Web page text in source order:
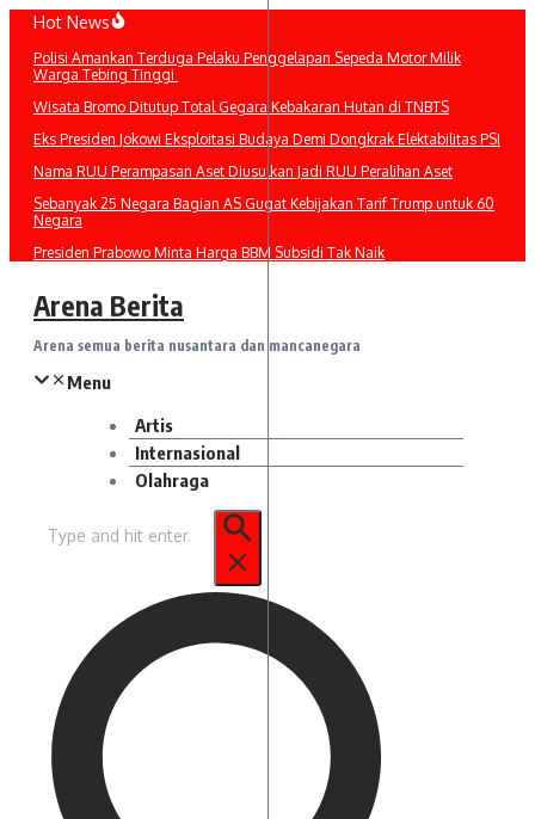
Lewati
konten
Hot News
Polisi Amankan Terduga Pelaku Penggelapan Sepeda Motor Milik
Warga Tebing Tinggi
Wisata Bromo Ditutup Total Gegara Kebakaran Hutan di TNBTS
Eks Presiden Jokowi Eksploitasi Budaya Demi Dongkrak Elektabilitas PSI
Nama RUU Perampasan Aset Diusulkan Jadi RUU Peralihan Aset
Sebanyak 25 Negara Bagian AS Gugat Kebijakan Tarif Trump untuk 60
Negara
Presiden Prabowo Minta Harga BBM Subsidi Tak Naik
Arena Berita
Arena semua berita nusantara dan mancanegara
Menu
Artis
Internasional
Olahraga
untuk: